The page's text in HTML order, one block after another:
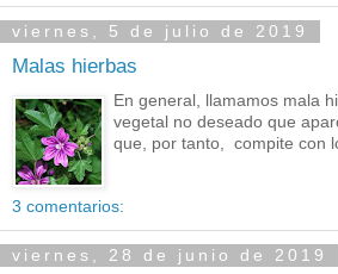
viernes, 5 de julio de 2019
Malas hierbas
En general, llamamos mala
vegetal no deseado que
que, por tanto, compite con
3 comentarios:
viernes, 28 de junio de 2019